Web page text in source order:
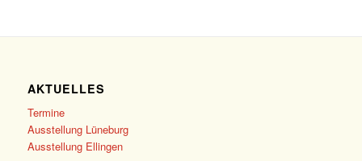
AKTUELLES
Termine
Ausstellung Lüneburg
Ausstellung Ellingen